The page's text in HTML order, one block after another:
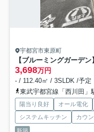
宇都宮市東原町
【ブルーミングガーデ
3,698万円
- / 112.40㎡ / 3SLDK /予定
東武宇都宮線「西川田」
陽当り良好 オール電化
システムキッチン
カウ